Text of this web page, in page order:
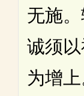
无施
诚须
为增